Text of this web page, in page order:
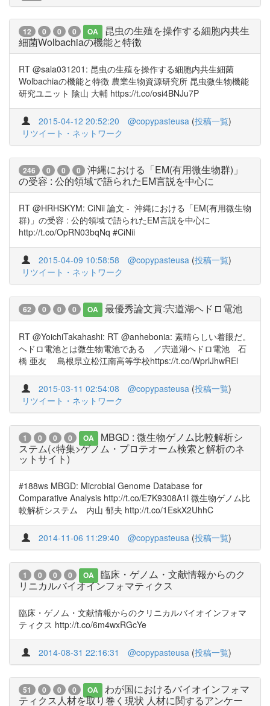
12 0 0 0 OA
昆虫の生殖を操作する細胞内共生
細菌Wolbachiaの機能と特徴
RT @sala031201: 昆虫の生殖を操作する細胞内共生細菌
Wolbachiaの機能と特徴 農業生物資源研究所 昆虫微生物機能
研究ユニット 陰山 大輔 https://t.co/osi4BNJu7P
2015-04-12 20:52:20 @copypasteusa (投稿一覧)
リツイート・ネットワーク
246 0 0 0
沖縄における「EM(有用微生物群)」
の受容 : 公的領域で語られたEM言説を中心に
RT @HRHSKYM: CiNii 論文 - 沖縄における「EM(有用微生物
群)」の受容 : 公的領域で語られたEM言説を中心に
http://t.co/OpRN03bqNq #CiNii
2015-04-09 10:58:58 @copypasteusa (投稿一覧)
リツイート・ネットワーク
62 0 0 0 OA 最優秀論文賞:宍道湖ヘドロ電池
RT @YoichiTakahashi: RT @anhebonia: 素晴らしい着眼だ。
ヘドロ電池とは微生物電池である ／宍道湖ヘドロ電池 石
橋 亜友 島根県立松江南高等学校https://t.co/WprlJhwREl
2015-03-11 02:54:08 @copypasteusa (投稿一覧)
リツイート・ネットワーク
1 0 0 0 OA
MBGD : 微生物ゲノム比較解析シ
ステム(<特集>ゲノム・プロテオーム検索と解析のネ
ットサイト)
#188ws MBGD: Microbial Genome Database for
Comparative Analysis http://t.co/E7K9308A1l 微生物ゲノム比
較解析システム 内山 郁夫 http://t.co/1EskX2UhhC
2014-11-06 11:29:40 @copypasteusa (投稿一覧)
1 0 0 0 OA
臨床・ゲノム・文献情報からのク
リニカルバイオインフォマティクス
臨床・ゲノム・文献情報からのクリニカルバイオインフォマ
ティクス http://t.co/6m4wxRGcYe
2014-08-31 22:16:31 @copypasteusa (投稿一覧)
51 0 0 0 OA
わが国におけるバイオインフォマ
ティクス人材を取り巻く現状 人材に関するアンケー